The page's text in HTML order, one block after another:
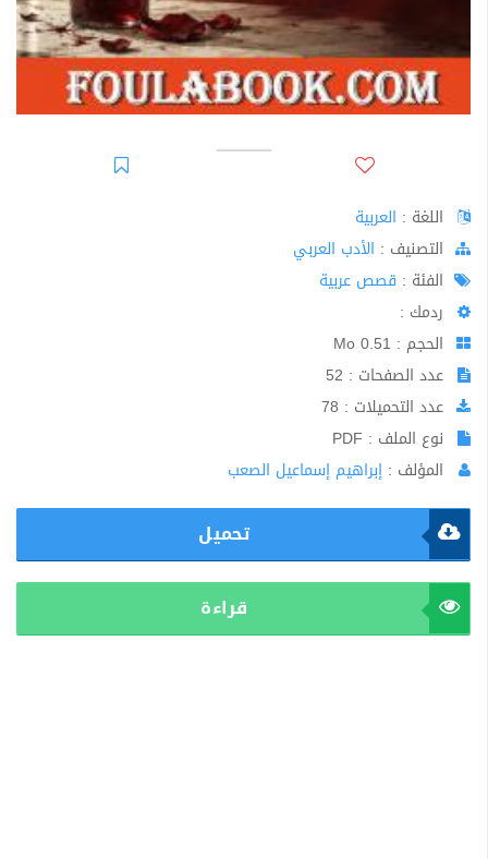
اللغة : العربية
اﻟﺘﺼﻨﻴﻒ : الأدب العربي
الفئة : قصص عربية
ردمك :
الحجم : 0.51 Mo
عدد الصفحات : 52
عدد التحميلات : 78
نوع الملف : PDF
المؤلف : إبراهيم إسماعيل الصعب
تحميل
قراءة